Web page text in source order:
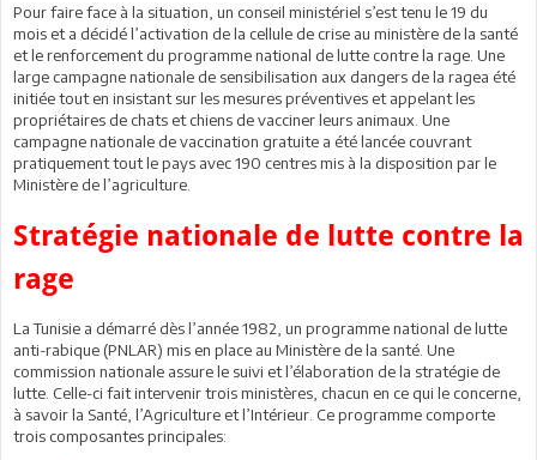
Pour faire face à la situation, un conseil ministériel s’est tenu le 19 du
mois et a décidé l’activation de la cellule de crise au ministère de la santé
et le renforcement du programme national de lutte contre la rage. Une
large campagne nationale de sensibilisation aux dangers de la ragea été
initiée tout en insistant sur les mesures préventives et appelant les
propriétaires de chats et chiens de vacciner leurs animaux. Une
campagne nationale de vaccination gratuite a été lancée couvrant
pratiquement tout le pays avec 190 centres mis à la disposition par le
Ministère de l’agriculture.
Stratégie nationale de lutte contre la
rage
La Tunisie a démarré dès l’année 1982, un programme national de lutte
anti-rabique (PNLAR) mis en place au Ministère de la santé. Une
commission nationale assure le suivi et l’élaboration de la stratégie de
lutte. Celle-ci fait intervenir trois ministères, chacun en ce qui le concerne,
à savoir la Santé, l’Agriculture et l’Intérieur. Ce programme comporte
trois composantes principales: